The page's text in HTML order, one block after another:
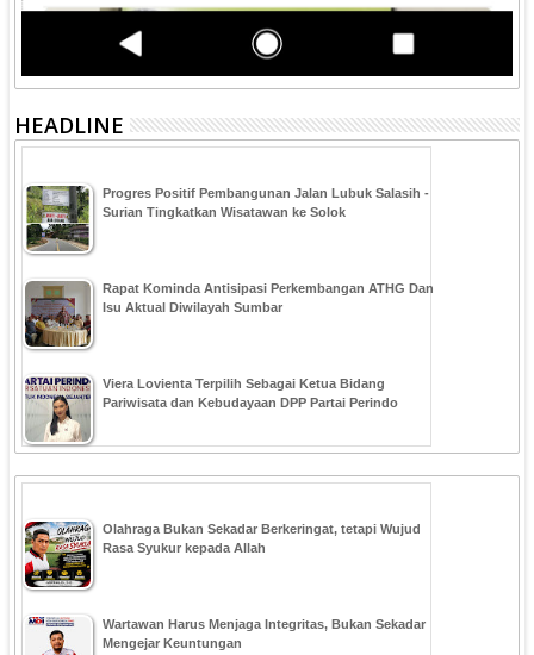
HEADLINE
Progres Positif Pembangunan Jalan Lubuk Salasih -
Surian Tingkatkan Wisatawan ke Solok
Rapat Kominda Antisipasi Perkembangan ATHG Dan
Isu Aktual Diwilayah Sumbar
Viera Lovienta Terpilih Sebagai Ketua Bidang
Pariwisata dan Kebudayaan DPP Partai Perindo
Olahraga Bukan Sekadar Berkeringat, tetapi Wujud
Rasa Syukur kepada Allah
Wartawan Harus Menjaga Integritas, Bukan Sekadar
Mengejar Keuntungan